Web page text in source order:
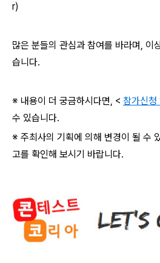
r)
많은 분들의 관심과 참여를 바라며, 이
습니다.
※ 내용이 더 궁금하시다면, < 참가신청
수 있습니다.
※ 주최사의 기획에 의해 변경이 될 수
고를 확인해 보시기 바랍니다.